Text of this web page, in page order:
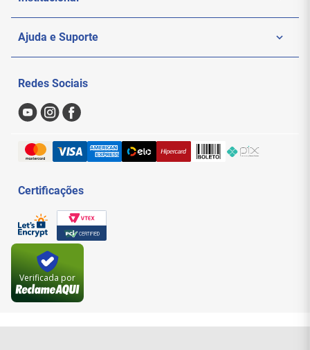
Quem Somos
Nossas Lojas
Formas de Pagamento
Trocas e Devoluções
Ajuda e Suporte
Sac
Redes Sociais
Certificações
Verificada por